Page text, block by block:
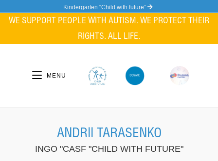
Kindergarten “Child with future”
WE SUPPORT PEOPLE WITH AUTISM. WE PROTECT THEIR
RIGHTS. ALL LIFE.
MENU
ANDRII TARASENKO
INGO "CASF "CHILD WITH FUTURE"